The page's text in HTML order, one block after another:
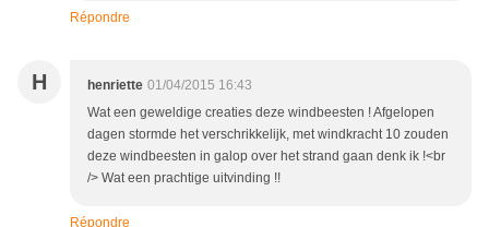
Répondre
H henriette 01/04/2015 16:43
Wat een geweldige creaties deze windbeesten ! Afgelopen
dagen stormde het verschrikkelijk, met windkracht 10 zouden
deze windbeesten in galop over het strand gaan denk ik !<br
/> Wat een prachtige uitvinding !!
Répondre